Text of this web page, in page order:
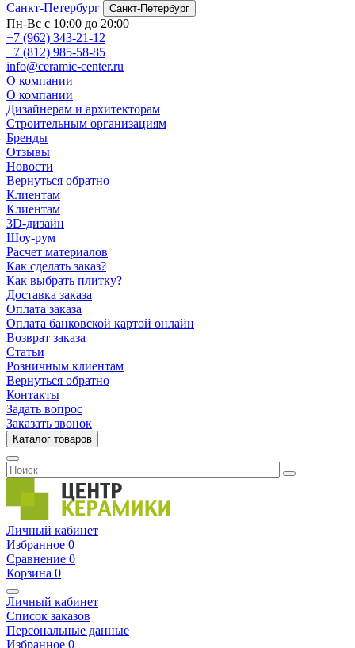
Санкт-Петербург
Санкт-Петербург
Пн-Вс с 10:00 до 20:00
+7 (962) 343-21-12
+7 (812) 985-58-85
info@ceramic-center.ru
О компании
О компании
Дизайнерам и архитекторам
Строительным организациям
Бренды
Отзывы
Новости
Вернуться обратно
Клиентам
Клиентам
3D-дизайн
Шоу-рум
Расчет материалов
Как сделать заказ?
Как выбрать плитку?
Доставка заказа
Оплата заказа
Оплата банковской картой онлайн
Возврат заказа
Статьи
Розничным клиентам
Вернуться обратно
Контакты
Задать вопрос
Заказать звонок
Каталог товаров
Личный кабинет
Избранное 0
Сравнение 0
Корзина 0
Личный кабинет
Список заказов
Персональные данные
Избранное 0